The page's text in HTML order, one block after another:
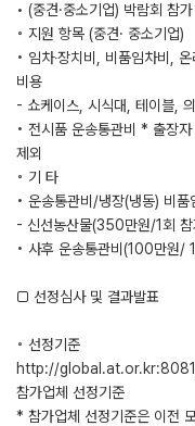
• (중견·중소기업) 박람회 참
◦ 지원 항목 (중견· 중소기업)
• 임차‧장치비, 비품임차비,
비용
- 쇼케이스, 시식대, 테이블,
• 전시품 운송통관비 * 출장
제외
◦ 기 타
• 운송통관비/냉장(냉동) 비
- 신선농산물(350만원/1회
• 사후 운송통관비(100만원/
□ 선정심사 및 결과발표
◦ 선정기준
http://
참가업체 선정기준
* 참가업체 선정기준은 이전